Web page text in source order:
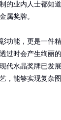
的业内人士都知
属奖牌。
功能，更是一件
过时会产生绚丽
代水晶奖牌已发
，能够实现复杂